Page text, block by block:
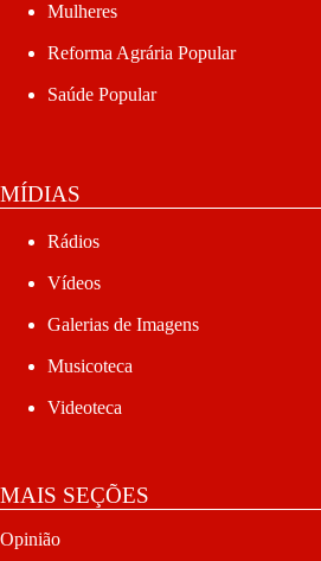
Mulheres
Reforma Agrária Popular
Saúde Popular
MÍDIAS
Rádios
Vídeos
Galerias de Imagens
Musicoteca
Videoteca
MAIS SEÇÕES
Opinião